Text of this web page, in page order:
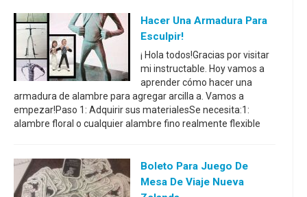
Hacer Una Armadura Para
Esculpir!
¡ Hola todos!Gracias por visitar
mi instructable. Hoy vamos a
aprender cómo hacer una
armadura de alambre para agregar arcilla a. Vamos a
empezar!Paso 1: Adquirir sus materialesSe necesita:1:
alambre floral o cualquier alambre fino realmente flexible
Boleto Para Juego De
Mesa De Viaje Nueva